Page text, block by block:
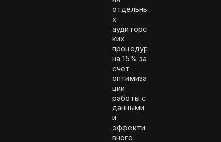
отдельны
х
аудиторс
ких
процедур
на 15% за
счет
оптимиза
ции
работы с
данными
и
эффекти
вного